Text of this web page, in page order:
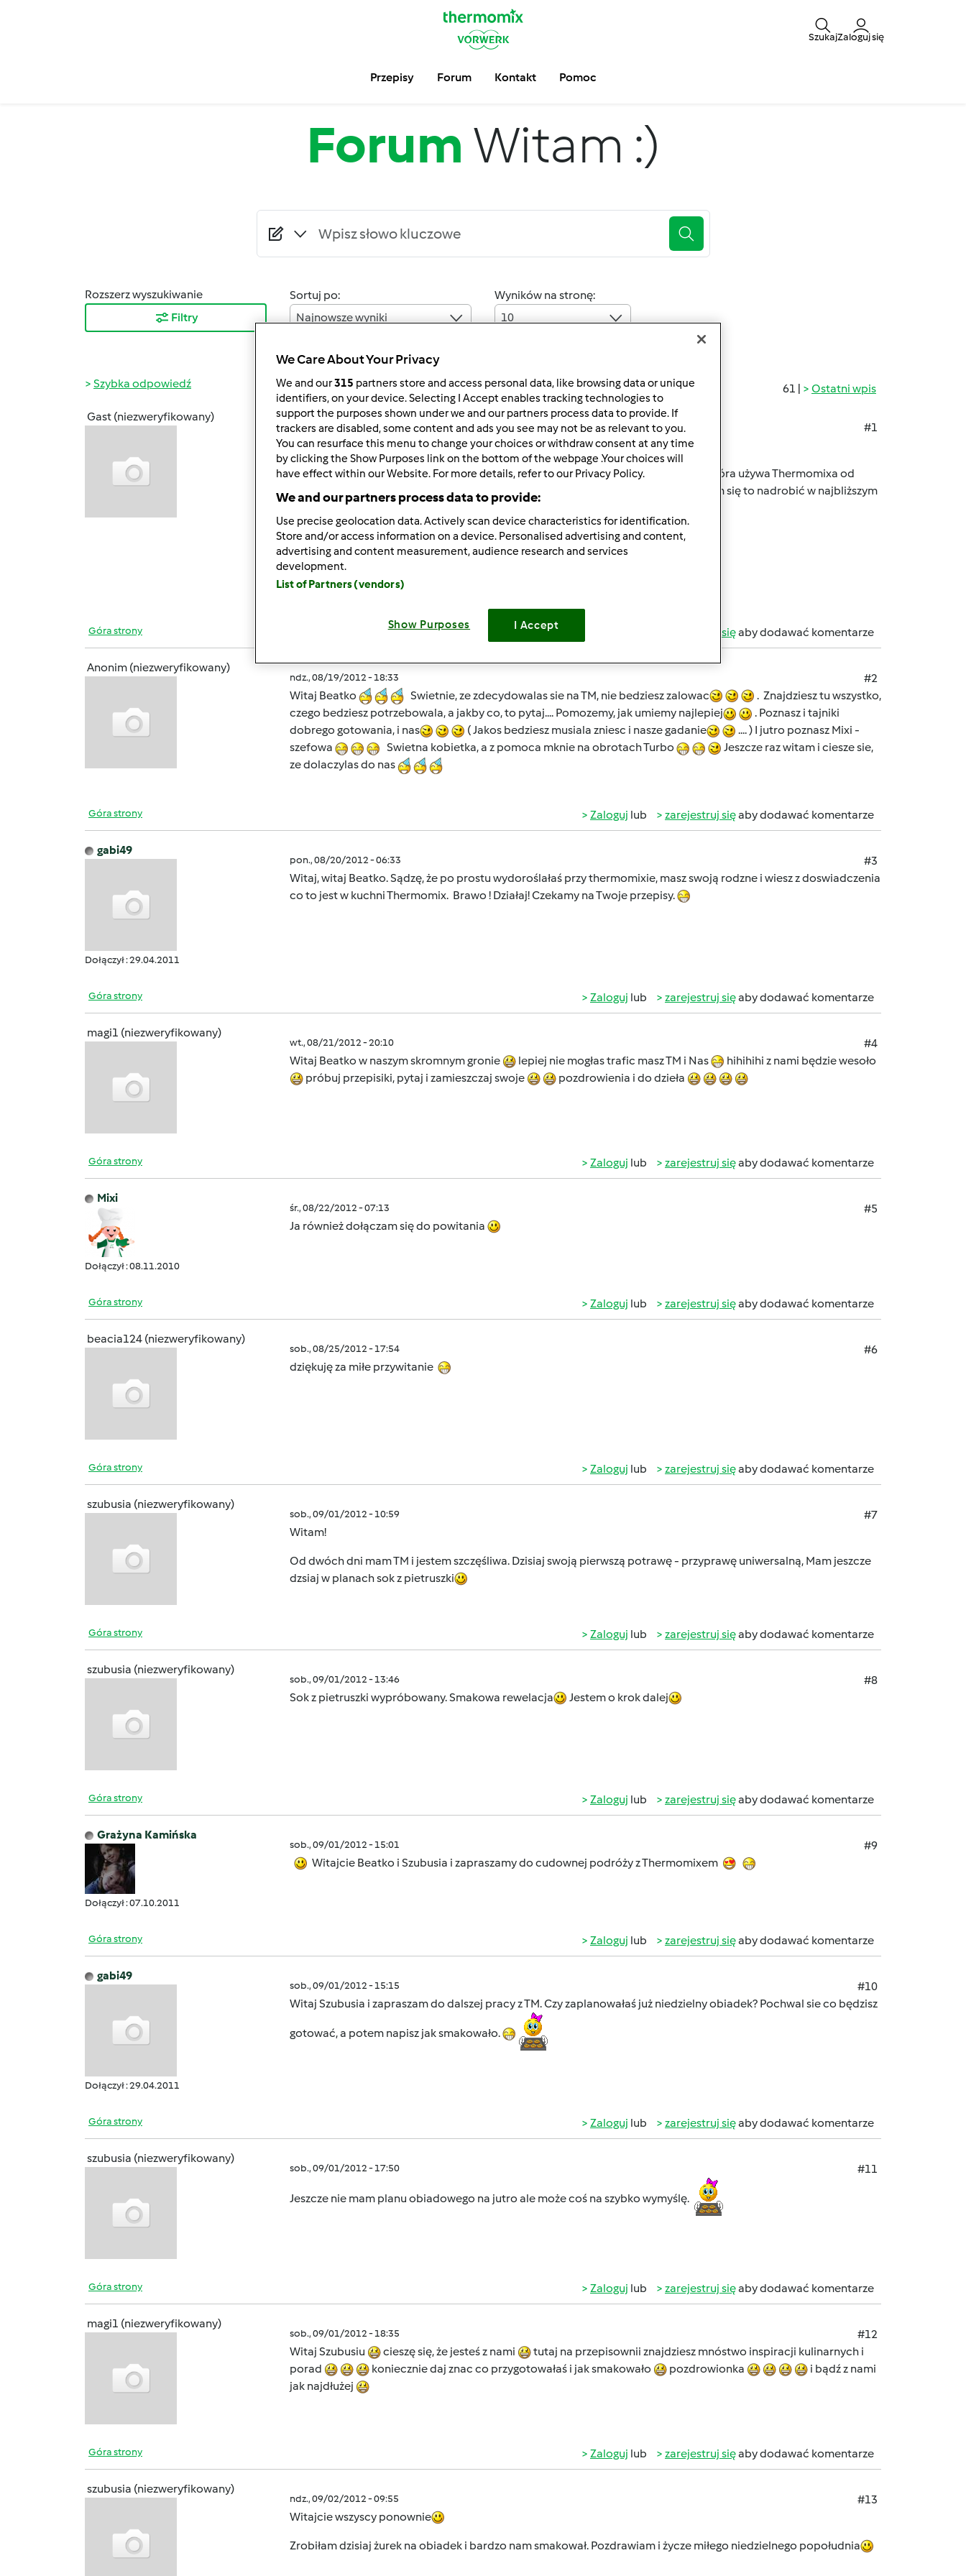
SzukajZaloguj się
Przepisy Forum Kontakt Pomoc
Forum Witam :)
Rozszerz wyszukiwanie
Filtry
Sortuj po:
Najnowsze wyniki
Wyników na stronę:
10
61 | Ostatni wpis
Szybka odpowiedź
Gast (niezweryfikowany)
ndz., 08/19/2012 - 17:59
#1
Witam wszystkich użytkowników Thermomixa
Od dwóch tygodni jestem posiadaczką tego urządzenia, zaraziła mnie tym mama która używa Thermomixa od
prawie 15 lat
póki co nie zdążyłam za dużo przepisów wypróbować ale postaram się to nadrobić w najbliższym
Mam nadzieję że dzięki Wam poznam tajniki dobrego gotowania
Góra strony zarejestruj sięaby dodawać komentarze
Anonim (niezweryfikowany)
ndz., 08/19/2012 - 18:33
#2
Witaj Beatko
Swietnie, ze zdecydowalas sie na TM, nie bedziesz zalowac
. Znajdziesz tu wszystko,
czego bedziesz potrzebowala, a jakby co, to pytaj.... Pomozemy, jak umiemy najlepiej
. Poznasz i tajniki
dobrego gotowania, i nas
( Jakos bedziesz musiala zniesc i nasze gadanie
.... ) I jutro poznasz Mixi -
szefowa
Swietna kobietka, a z pomoca mknie na obrotach Turbo
Jeszcze raz witam i ciesze sie,
ze dolaczylas do nas
Góra strony Zaloguj lub zarejestruj sięaby dodawać komentarze
gabi49
Dołączył : 29.04.2011
pon., 08/20/2012 - 06:33
#3
Witaj, witaj Beatko. Sądzę, że po prostu wydoroślałaś przy thermomixie, masz swoją rodzne i wiesz z doswiadczenia
co to jest w kuchni Thermomix. Brawo ! Działaj! Czekamy na Twoje przepisy.
Góra strony Zaloguj lub zarejestruj sięaby dodawać komentarze
magi1 (niezweryfikowany)
wt., 08/21/2012 - 20:10
#4
Witaj Beatko w naszym skromnym gronie
lepiej nie mogłas trafic masz TM i Nas
hihihihi z nami będzie wesoło
próbuj przepisiki, pytaj i zamieszczaj swoje
pozdrowienia i do dzieła
Góra strony Zaloguj lub zarejestruj sięaby dodawać komentarze
Mixi
Dołączył : 08.11.2010
śr., 08/22/2012 - 07:13
#5
Ja również dołączam się do powitania
Góra strony Zaloguj lub zarejestruj sięaby dodawać komentarze
beacia124 (niezweryfikowany)
sob., 08/25/2012 - 17:54
#6
dziękuję za miłe przywitanie
Góra strony Zaloguj lub zarejestruj sięaby dodawać komentarze
szubusia (niezweryfikowany)
sob., 09/01/2012 - 10:59
#7
Witam!
Od dwóch dni mam TM i jestem szczęśliwa. Dzisiaj swoją pierwszą potrawę - przyprawę uniwersalną, Mam jeszcze
dzsiaj w planach sok z pietruszki
Góra strony Zaloguj lub zarejestruj sięaby dodawać komentarze
szubusia (niezweryfikowany)
sob., 09/01/2012 - 13:46
#8
Sok z pietruszki wypróbowany. Smakowa rewelacja
Jestem o krok dalej
Góra strony Zaloguj lub zarejestruj sięaby dodawać komentarze
Grażyna Kamińska
Dołączył : 07.10.2011
sob., 09/01/2012 - 15:01
#9
Witajcie Beatko i Szubusia i zapraszamy do cudownej podróży z Thermomixem
Góra strony Zaloguj lub zarejestruj sięaby dodawać komentarze
gabi49
Dołączył : 29.04.2011
sob., 09/01/2012 - 15:15
#10
Witaj Szubusia i zapraszam do dalszej pracy z TM. Czy zaplanowałaś już niedzielny obiadek? Pochwal sie co będzisz
gotować, a potem napisz jak smakowało.
Góra strony Zaloguj lub zarejestruj sięaby dodawać komentarze
szubusia (niezweryfikowany)
sob., 09/01/2012 - 17:50 #11
Jeszcze nie mam planu obiadowego na jutro ale może coś na szybko wymyślę.
Góra strony Zaloguj lub zarejestruj sięaby dodawać komentarze
magi1 (niezweryfikowany)
sob., 09/01/2012 - 18:35
#12
Witaj Szubusiu
cieszę się, że jesteś z nami
tutaj na przepisownii znajdziesz mnóstwo inspiracji kulinarnych i
porad
koniecznie daj znac co przygotowałaś i jak smakowało pozdrowionka
i bądź z nami
jak najdłużej
Góra strony Zaloguj lub zarejestruj sięaby dodawać komentarze
szubusia (niezweryfikowany)
ndz., 09/02/2012 - 09:55
#13
Witajcie wszyscy ponownie
Zrobiłam dzisiaj żurek na obiadek i bardzo nam smakował. Pozdrawiam i życze miłego niedzielnego popołudnia
We Care About Your Privacy
We and our315 partners store and access personal data, like browsing data or unique
identifiers, on your device. Selecting I Accept enables tracking technologies to
support the purposes shown under we and our partners process data to provide. If
trackers are disabled, some content and ads you see may not be as relevant to you.
You can resurface this menu to change your choices or withdraw consent at any time
by clicking the Show Purposes link on the bottom of the webpage .Your choices will
have effect within our Website. For more details, refer to our Privacy Policy.
We and our partners process data to provide:
Use precise geolocation data. Actively scan device characteristics for identification.
Store and/or access information on a device. Personalised advertising and content,
advertising and content measurement, audience research and services
development.
List of Partners (vendors)
Show Purposes I Accept